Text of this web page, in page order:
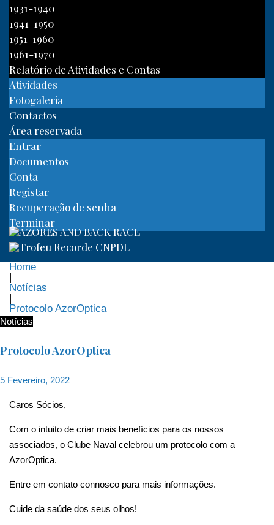
1931-1940
1941-1950
1951-1960
1961-1970
Relatório de Atividades e Contas
Atividades
Fotogaleria
Contactos
Área reservada
Entrar
Documentos
Conta
Registar
Recuperação de senha
Terminar
Home
|
Notícias
|
Protocolo AzorOptica
Notícias
Protocolo AzorOptica
5 Fevereiro, 2022
Caros Sócios,
Com o intuito de criar mais benefícios para os nossos
associados, o Clube Naval celebrou um protocolo com a
AzorOptica.
Entre em contato connosco para mais informações.
Cuide da saúde dos seus olhos!